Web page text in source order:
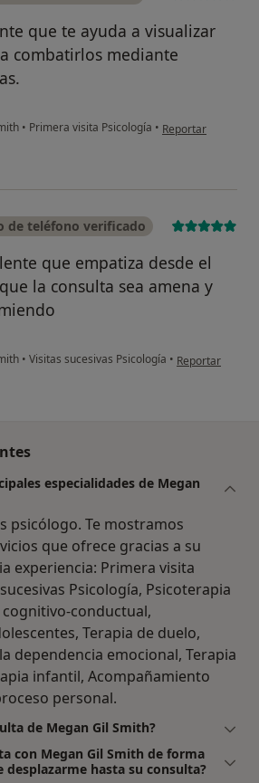
que te ayuda a visualizar
combatirlos mediante
• Primera visita Psicología • en opinión del
Reportar
de teléfono verificado
que empatiza desde el
la consulta sea amena y
• Visitas sucesivas Psicología • en opinión del
Reportar
especialidades de Megan
psicólogo. Te mostramos
que ofrece gracias a su
experiencia: Primera visita
Psicología, Psicoterapia
conductual,
Terapia de duelo,
dependencia emocional, Terapia
infantil, Acompañamiento
personal.
de Megan Gil Smith?
con Megan Gil Smith de forma
hasta su consulta?